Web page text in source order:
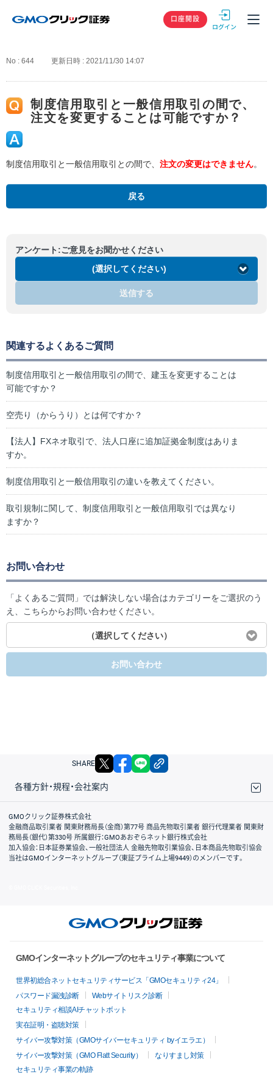
GMOクリック
口座開設
No : 644 更新日時 : 2021/11/30 14:07
制度信用取引と一般信用取引の間で、
注文を変更することは可能ですか？
制度信用取引と一般信用取引との間で、 注文の変更はできません。
戻る
アンケート:ご意見をお聞かせください
(選択してください)
送信する
関連するよくあるご質問
制度信用取引と一般信用取引の間で、建玉を変更することは
可能ですか？
空売り（からうり）とは何ですか？
【法人】FXネオ取引で、法人口座に追加証拠金制度はありま
すか。
制度信用取引と一般信用取引の違いを教えてください。
取引規制に関して、制度信用取引と一般信用取引では異なり
ますか？
お問い合わせ
「よくあるご質問」では解決しない場合はカテゴリーをご選択のう
え、こちらからお問い合わせください。
（選択してください）
お問い合わせ
SHARE X facebook
各種方針・規程・会社案内
取引規程・約款
サイトマップ
その他のご案内
個人情報保護方針
最良執行方針
サイトのご利用について
ディスクレイマー
信託保全
リスク説明
会社案内
GMOクリック証券株式会社
金融商品取引業者 関東財務局長（金商）第77号 商品先物取引業者 銀行代理業者 関東財
務局長（銀代）第330号 所属銀行：GMOあおぞらネット銀行株式会社
加入協会：日本証券業協会、一般社団法人 金融先物取引業協会、日本商品先物取引協会
当社はGMOインターネットグループ（東証プライム上場9449）のメンバーです。
GMOインターネットグループのセキュリティ事業について
世界初総合ネットセキュリティサービス「GMOセキュリティ24」
パスワード漏洩診断
Webサイトリスク診断
セキュリティ相談AIチャットボット
実在証明・盗聴対策
サイバー攻撃対策（GMOサイバーセキュリティ byイエラエ）
サイバー攻撃対策（GMO Flatt Security）
なりすまし対策
セキュリティ事業の軌跡